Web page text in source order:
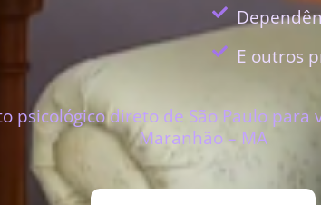
E outros
psicológico direto de São Paulo para
Maranhão – MA